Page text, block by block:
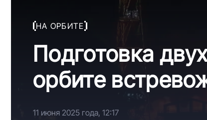
НА ОРБИТЕ
Подготовка
орбите
11 июня 2025 года, 12:17